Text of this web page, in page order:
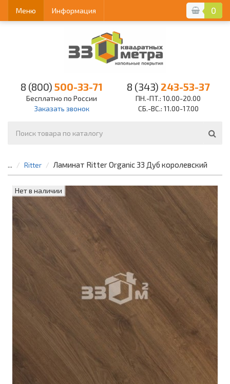
0
Меню Информация
8 (800) 500-33-71
Бесплатно по России
Заказать звонок
8 (343) 243-53-37
ПН.-ПТ.: 10.00-20.00
СБ.-ВС.: 11.00-17.00
... Ritter Ламинат Ritter Organic 33 Дуб королевский
Нет в наличии